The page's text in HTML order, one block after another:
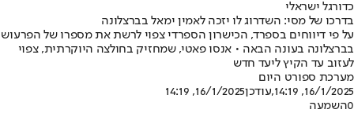
כדורגל ישראלי
בדרכו של מסי: השדרוג לו יזכה לאמין ימאל בברצלונה
על פי דיווחים בספרד, הכישרון הספרדי צפוי לרשת את מספרו של הפרעוש
בברצלונה בעונה הבאה • אנסו פאטי, שמחזיק בחולצה היוקרתית, צפוי
לעזוב עד הקיץ ליעד חדש
מערכת ספורט היום
16/1/2025, 14:19
,עודכן16/1/2025, 14:19
0השמעה